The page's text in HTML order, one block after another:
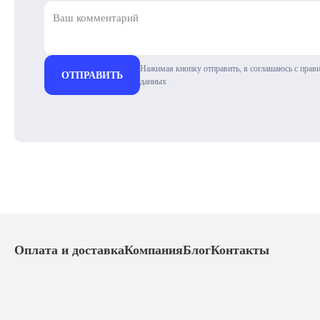
ОТПРАВИТЬ
Нажимая кнопку отправить, я соглашаюсь с
данных
Оплата и доставкаКомпанияБлогКонтакты